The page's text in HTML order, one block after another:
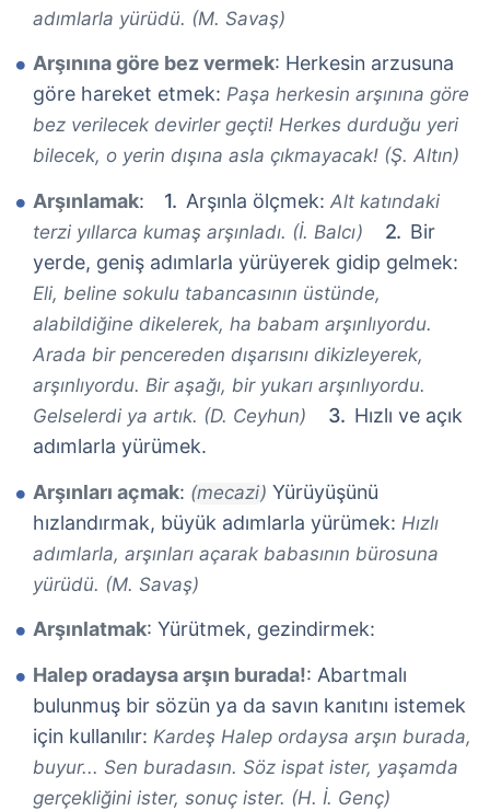
adımlarla yürüdü. (M. Savaş)
Arşınına göre bez vermek: Herkesin arzusuna
göre hareket etmek: Paşa herkesin arşınına göre
bez verilecek devirler geçti! Herkes durduğu yeri
bilecek, o yerin dışına asla çıkmayacak! (Ş. Altın)
Arşınlamak: Arşınla ölçmek: Alt katındaki
terzi yıllarca kumaş arşınladı. (İ. Balcı)
Bir
yerde, geniş adımlarla yürüyerek gidip gelmek:
Eli, beline sokulu tabancasının üstünde,
alabildiğine dikelerek, ha babam arşınlıyordu.
Arada bir pencereden dışarısını dikizleyerek,
arşınlıyordu. Bir aşağı, bir yukarı arşınlıyordu.
Gelselerdi ya artık. (D. Ceyhun)
Hızlı ve açık
adımlarla yürümek.
Arşınları açmak: (mecazi) Yürüyüşünü
hızlandırmak, büyük adımlarla yürümek: Hızlı
adımlarla, arşınları açarak babasının bürosuna
yürüdü. (M. Savaş)
Arşınlatmak: Yürütmek, gezindirmek:
Halep oradaysa arşın burada!: Abartmalı
bulunmuş bir sözün ya da savın kanıtını istemek
için kullanılır: Kardeş Halep ordaysa arşın burada,
buyur... Sen buradasın. Söz ispat ister, yaşamda
gerçekliğini ister, sonuç ister. (H. İ. Genç)